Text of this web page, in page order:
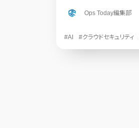
Ops Today編集部
#AI #クラウドセキュリティ